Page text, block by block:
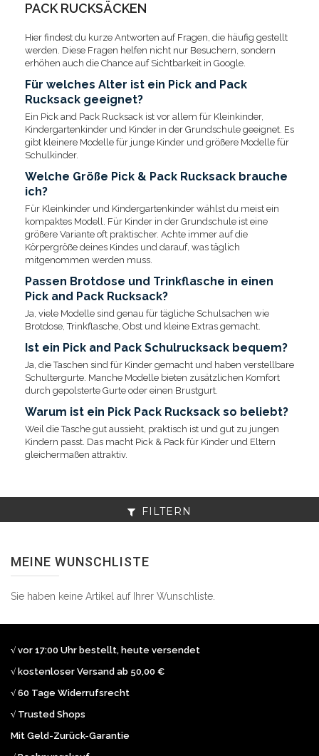
PACK RUCKSÄCKEN
Hier findest du kurze Antworten auf Fragen, die häufig gestellt
werden. Diese Fragen helfen nicht nur Besuchern, sondern
erhöhen auch die Chance auf Sichtbarkeit in Google.
Für welches Alter ist ein Pick and Pack
Rucksack geeignet?
Ein Pick and Pack Rucksack ist vor allem für Kleinkinder,
Kindergartenkinder und Kinder in der Grundschule geeignet. Es
gibt kleinere Modelle für junge Kinder und größere Modelle für
Schulkinder.
Welche Größe Pick & Pack Rucksack brauche
ich?
Für Kleinkinder und Kindergartenkinder wählst du meist ein
kompaktes Modell. Für Kinder in der Grundschule ist eine
größere Variante oft praktischer. Achte immer auf die
Körpergröße deines Kindes und darauf, was täglich
mitgenommen werden muss.
Passen Brotdose und Trinkflasche in einen
Pick and Pack Rucksack?
Ja, viele Modelle sind genau für tägliche Schulsachen wie
Brotdose, Trinkflasche, Obst und kleine Extras gemacht.
Ist ein Pick and Pack Schulrucksack bequem?
Ja, die Taschen sind für Kinder gemacht und haben verstellbare
Schultergurte. Manche Modelle bieten zusätzlichen Komfort
durch gepolsterte Gurte oder einen Brustgurt.
Warum ist ein Pick Pack Rucksack so beliebt?
Weil die Tasche gut aussieht, praktisch ist und gut zu jungen
Kindern passt. Das macht Pick & Pack für Kinder und Eltern
gleichermaßen attraktiv.
FILTERN
MEINE WUNSCHLISTE
Sie haben keine Artikel auf Ihrer Wunschliste.
√ vor 17:00 Uhr bestellt, heute versendet
√ kostenloser Versand ab 50,00 €
√ 60 Tage Widerrufsrecht
√ Trusted Shops
Mit Geld-Zurück-Garantie